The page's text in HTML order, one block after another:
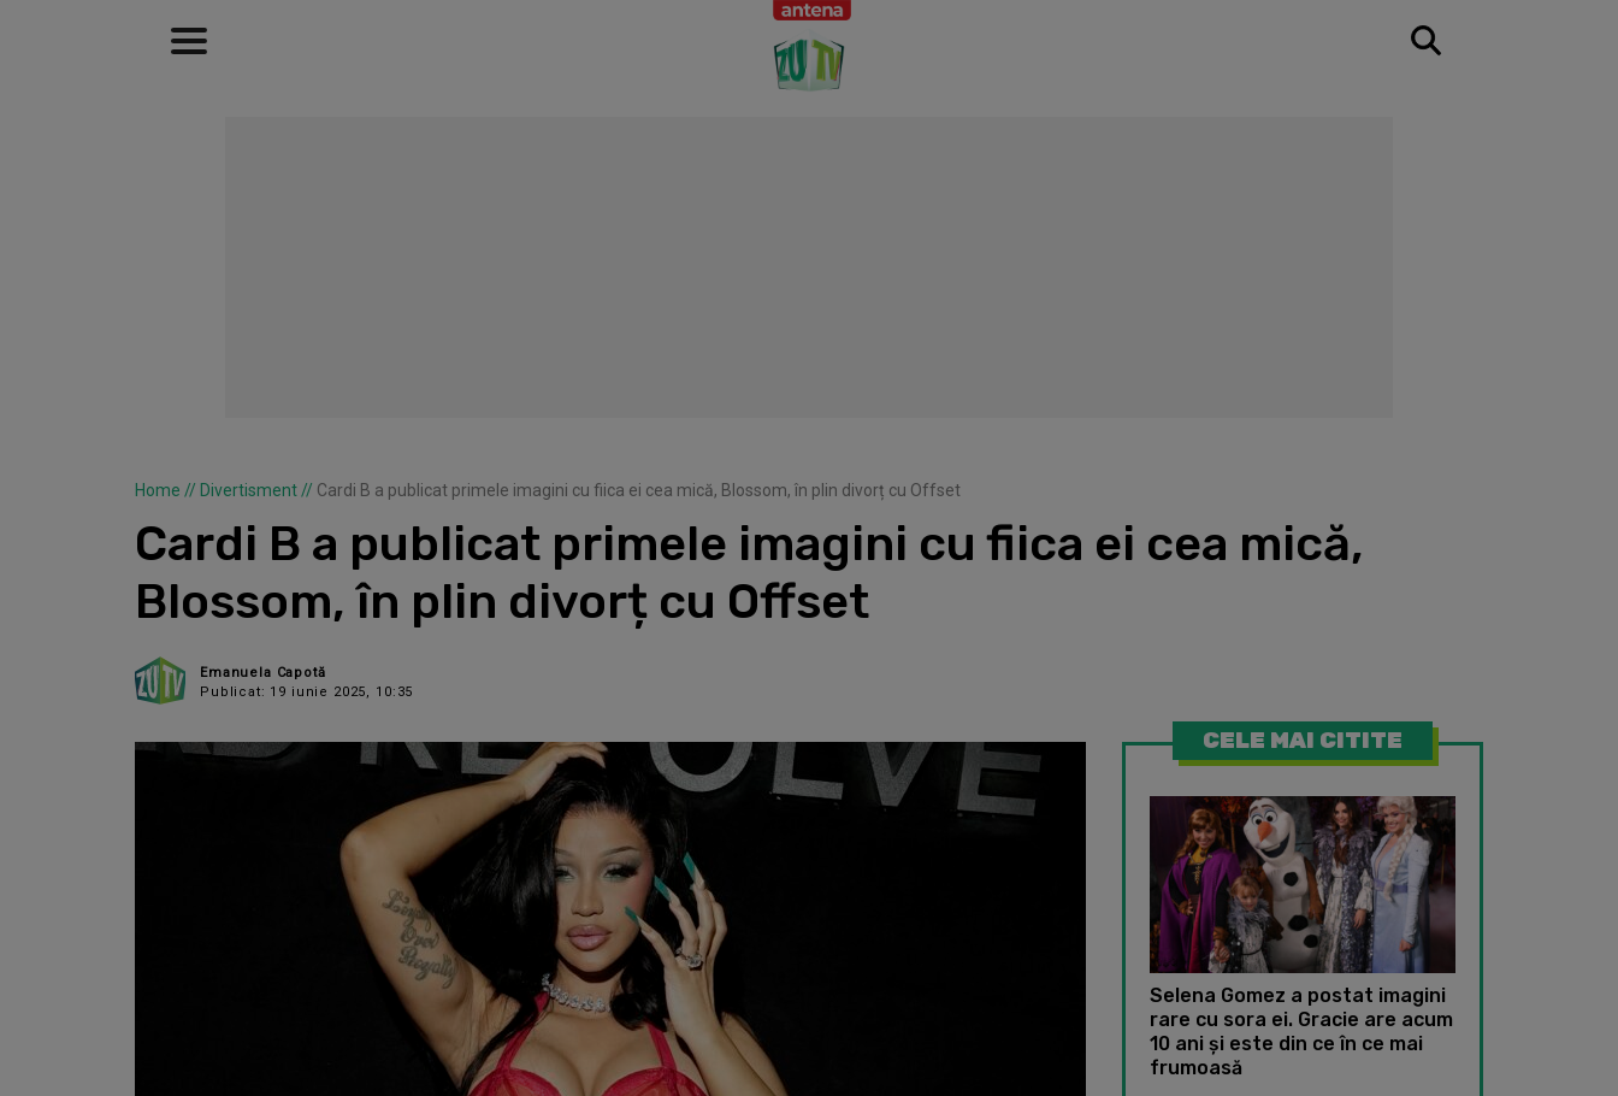
Home // Divertisment // Cardi B a publicat primele imagini cu fiica ei cea mică, Blossom, în plin divorț cu Offset
Cardi B a publicat primele imagini cu fiica ei cea mică,
Blossom, în plin divorț cu Offset
Emanuela Capotă
Publicat: 19 iunie 2025, 10:35
CELE MAI CITITE
Selena Gomez a postat imagini
rare cu sora ei. Gracie are acum
10 ani și este din ce în ce mai
frumoasă